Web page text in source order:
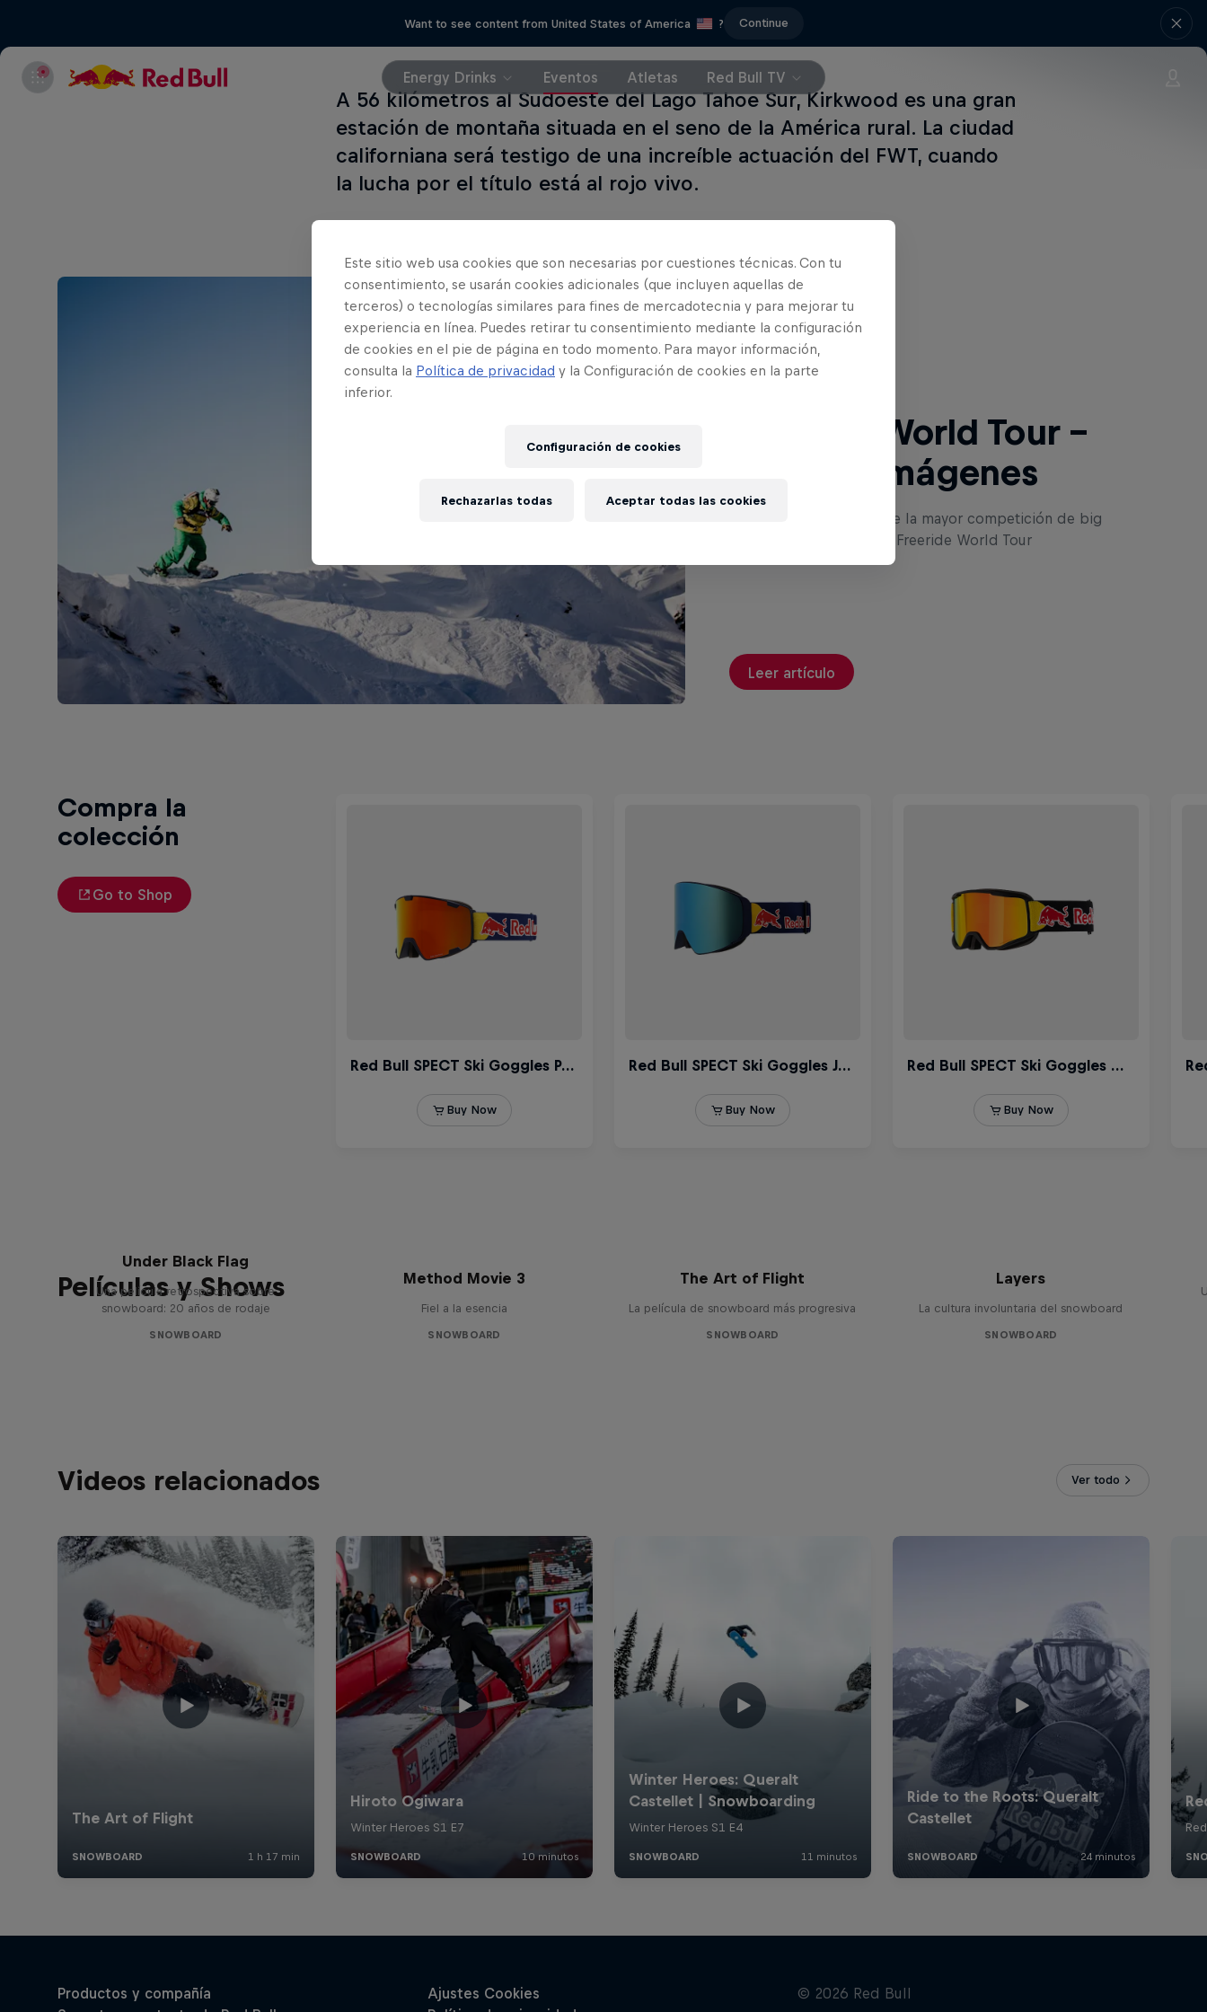
Want to see content from United States of America ? Continue
Energy Drinks Eventos Atletas Red Bull TV
A 56 kilómetros al Sudoeste del Lago Tahoe Sur, Kirkwood es una gran
estación de montaña situada en el seno de la América rural. La ciudad
californiana será testigo de una increíble actuación del FWT, cuando
la lucha por el título está al rojo vivo.
Lee a continuación
Freeride World Tour -
Mejores imágenes
Las mejores imágenes de la mayor competición de big
mountain del mundo: El Freeride World Tour
Leer artículo
Compra la
colección
Go to Shop
Películas y Shows
Under Black Flag
Una película retrospectiva sobre
snowboard: 20 años de rodaje
SNOWBOARD
Method Movie 3
Fiel a la esencia
SNOWBOARD
The Art of Flight
La película de snowboard más progresiva
SNOWBOARD
Layers
La cultura involuntaria del snowboard
SNOWBOARD
Videos relacionados Ver todo
Este sitio web usa cookies que son necesarias por cuestiones técnicas. Con tu
consentimiento, se usarán cookies adicionales (que incluyen aquellas de
terceros) o tecnologías similares para fines de mercadotecnia y para mejorar tu
experiencia en línea. Puedes retirar tu consentimiento mediante la configuración
de cookies en el pie de página en todo momento. Para mayor información,
consulta la Política de privacidad y la Configuración de cookies en la parte
inferior.
Configuración de cookies
Rechazarlas todas Aceptar todas las cookies